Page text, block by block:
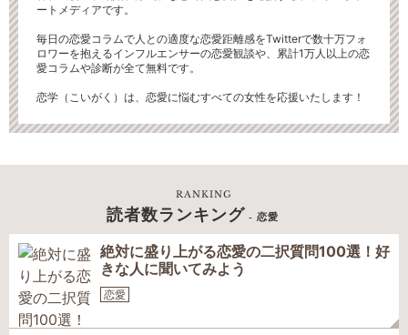
ートメディアです。
毎日の恋愛コラムで人との適度な恋愛距離感をTwitterで数十万フォ
ロワーを抱えるインフルエンサーの恋愛観談や、累計1万人以上の恋
愛コラムや診断が全て無料です。
恋学（こいがく）は、恋愛に悩むすべての女性を応援いたします！
RANKING
読者数ランキング - 恋愛
絶対に盛り上がる恋愛の二択質問100選！好
きな人に聞いてみよう
恋愛